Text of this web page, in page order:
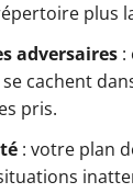
plus
adversaires :
se cachent
pris.
: votre plan